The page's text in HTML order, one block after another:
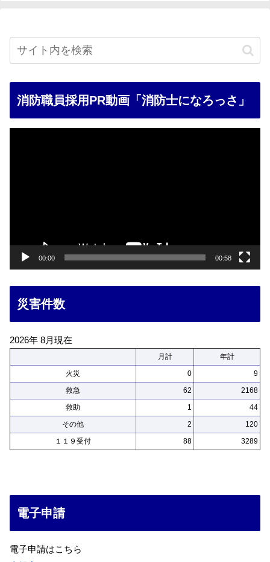
消防職員採用PR動画「消防士になろっさ」
00:00 00:58
災害件数
2026年 8月現在
月計
年計
火災
0
9
救急
62
2168
救助
1
44
その他
2
120
１１９受付
88 3289
電子申請
電子申請はこちら